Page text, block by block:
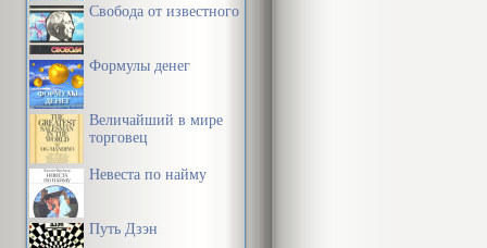
Свобода от известного
Формулы денег
Величайший в мире
торговец
Невеста по найму
Путь Дзэн